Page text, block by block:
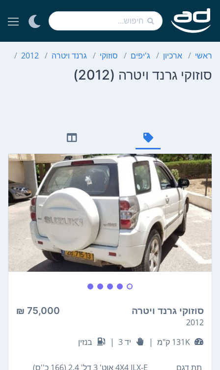
ראשי ארכיון ג'יפים סוזוקי גרנד ויטרה 2012
סוזוקי גרנד ויטרה (2012)
סוזוקי גרנד ויטרה 75,000 ₪
2012
131K ק"מ
| יד 3 | בנזין
תת דגם
4X4 JLX-E אוט' 3 דל' 2.4 (166 כ''ס)